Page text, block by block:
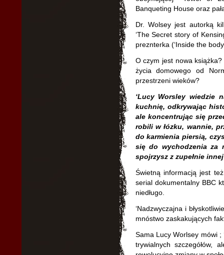
Banqueting House oraz
Dr. Wolsey jest autorką
‘The Secret story of
preznterka (‘Inside the
O czym jest nowa
życia domowego od
przestrzeni wieków?
‘Lucy Worsley wiedzie
kuchnię, odkrywając
ale koncentrując się
robili w łózku, wannie,
do karmienia piersią,
się do wychodzenia za
spojrzysz z zupełnie
Świetną informacją jest
serial dokumentalny BBC
niedługo.
‘Nadzwyczajna i
mnóstwo zaskakujących
Sama Lucy Worlsey mówi ;
trywialnych szczegółów,